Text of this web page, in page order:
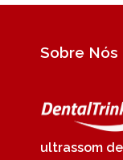
Sobre Nós
ultrassom